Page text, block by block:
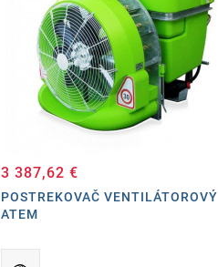
3 387,62 €Cena
POSTREKOVAČ VENTILÁTOROVÝ
ATEM